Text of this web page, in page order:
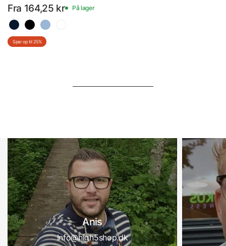
Short Sleeve - Dame -
Kortærmet Skjorte - K742F
Fra 164,25 kr På lager
Spar op til 25%
Anis
Info@high5shop.dk